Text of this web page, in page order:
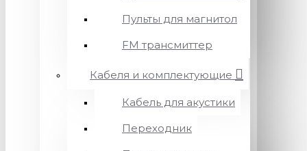
Пульты для магнитол
FM трансмиттер
Кабеля и комплектующие
Кабель для акустики
Переходник